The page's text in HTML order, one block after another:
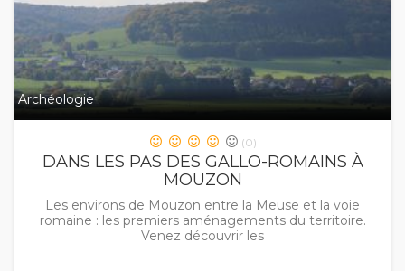
Archéologie
(0)
DANS LES PAS DES GALLO-ROMAINS À
MOUZON
Les environs de Mouzon entre la Meuse et la voie
romaine : les premiers aménagements du territoire.
Venez découvrir les